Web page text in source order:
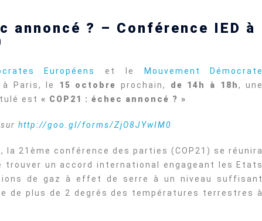
annoncé ? – Conférence IED à
Européens et le
Mouvement Démocrate
à Paris, le 15 octobre prochain, de 14h à 18h, une
est « COP21 : échec annoncé ? »
http://goo.gl/forms/ZjO8JYwIM0
la 21ème conférence des parties (COP21) se réunira
trouver un accord international engageant les Etats
de gaz à effet de serre à un niveau suffisant
de plus de 2 degrés des températures terrestres à